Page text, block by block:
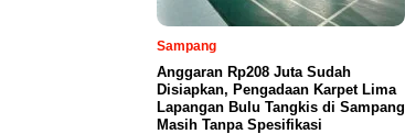
Sampang
Anggaran Rp208 Juta Sudah
Disiapkan, Pengadaan Karpet Lima
Lapangan Bulu Tangkis di Sampang
Masih Tanpa Spesifikasi